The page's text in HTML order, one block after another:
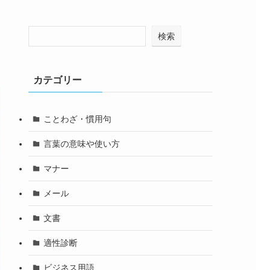
検索
カテゴリー
ことわざ・慣用句
言葉の意味や使い方
マナー
メール
文書
適性診断
ビジネス用語